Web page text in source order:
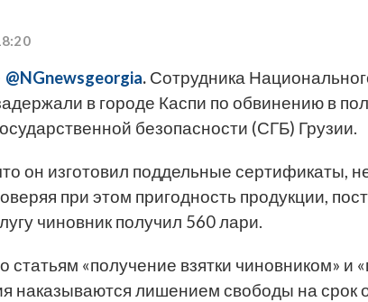
@NGnewsgeorgia. Сотрудника
в городе Каспи по обвинению в
безопасности (СГБ) Грузии.
он изготовил поддельные сертификаты,
при этом пригодность продукции,
чиновник получил 560 лари.
статьям «получение взятки чиновником» и
наказываются лишением свободы на срок